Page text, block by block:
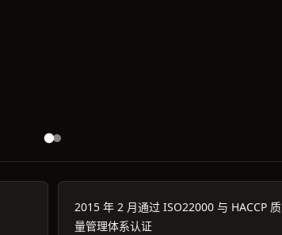
2015 年 2 月通过 ISO22000 与 HACCP 质
量管理体系认证